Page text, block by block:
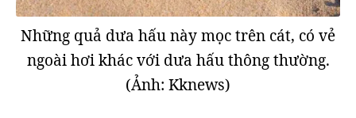
Những quả dưa hấu này mọc trên cát, có vẻ
ngoài hơi khác với dưa hấu thông thường.
(Ảnh: Kknews)